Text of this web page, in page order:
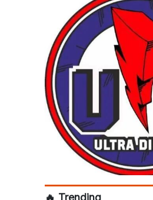
🔥 Trending